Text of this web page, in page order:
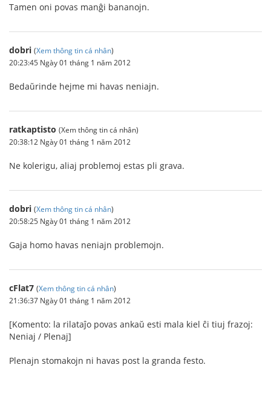
Tamen oni povas manĝi bananojn.
dobri (Xem thông tin cá nhân)
20:23:45 Ngày 01 tháng 1 năm 2012
Bedaŭrinde hejme mi havas neniajn.
ratkaptisto (Xem thông tin cá nhân)
20:38:12 Ngày 01 tháng 1 năm 2012
Ne kolerigu, aliaj problemoj estas pli grava.
dobri (Xem thông tin cá nhân)
20:58:25 Ngày 01 tháng 1 năm 2012
Gaja homo havas neniajn problemojn.
cFlat7 (Xem thông tin cá nhân)
21:36:37 Ngày 01 tháng 1 năm 2012
[Komento: la rilataĵo povas ankaŭ esti mala kiel ĉi tiuj frazoj:
Neniaj / Plenaj]
Plenajn stomakojn ni havas post la granda festo.